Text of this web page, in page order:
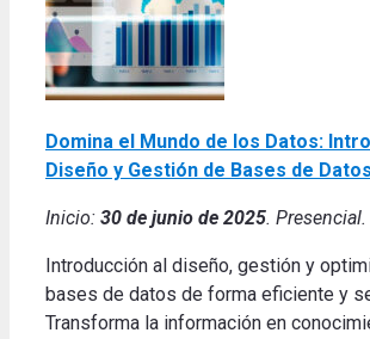
Domina el Mundo de los Datos:
Diseño y Gestión de Bases de Datos
Inicio: 30 de junio de 2025. Presencial.
Introducción al diseño, gestión y
bases de datos de forma eficiente y
Transforma la información en